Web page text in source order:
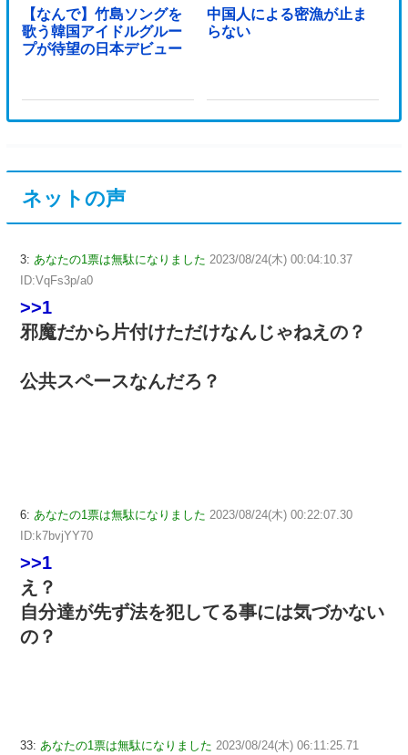
【なんで】竹島ソングを
歌う韓国アイドルグルー
プが待望の日本デビュー
中国人による密漁が止ま
らない
ネットの声
3: あなたの1票は無駄になりました 2023/08/24(木) 00:04:10.37
ID:VqFs3p/a0
>>1
邪魔だから片付けただけなんじゃねえの？
公共スペースなんだろ？
6: あなたの1票は無駄になりました 2023/08/24(木) 00:22:07.30
ID:k7bvjYY70
>>1
え？
自分達が先ず法を犯してる事には気づかない
の？
33: あなたの1票は無駄になりました 2023/08/24(木) 06:11:25.71